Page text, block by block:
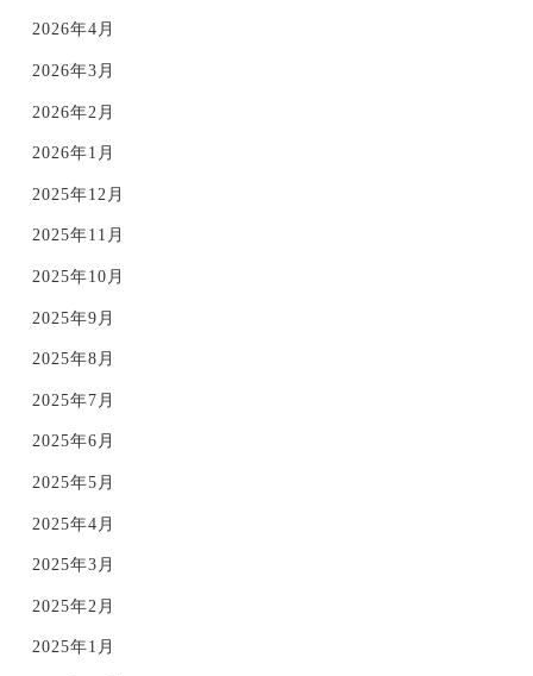
2026年4月
2026年3月
2026年2月
2026年1月
2025年12月
2025年11月
2025年10月
2025年9月
2025年8月
2025年7月
2025年6月
2025年5月
2025年4月
2025年3月
2025年2月
2025年1月